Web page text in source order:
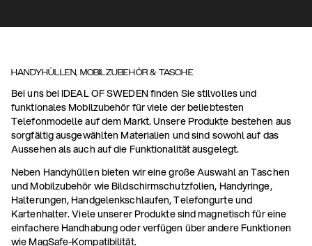
HANDYHÜLLEN, MOBILZUBEHÖR & TASCHE
Bei uns bei IDEAL OF SWEDEN finden Sie stilvolles und
funktionales Mobilzubehör für viele der beliebtesten
Telefonmodelle auf dem Markt. Unsere Produkte bestehen aus
sorgfältig ausgewählten Materialien und sind sowohl auf das
Aussehen als auch auf die Funktionalität ausgelegt.
Neben Handyhüllen bieten wir eine große Auswahl an Taschen
und Mobilzubehör wie Bildschirmschutzfolien, Handyringe,
Halterungen, Handgelenkschlaufen, Telefongurte und
Kartenhalter. Viele unserer Produkte sind magnetisch für eine
einfachere Handhabung oder verfügen über andere Funktionen
wie MagSafe-Kompatibilität.